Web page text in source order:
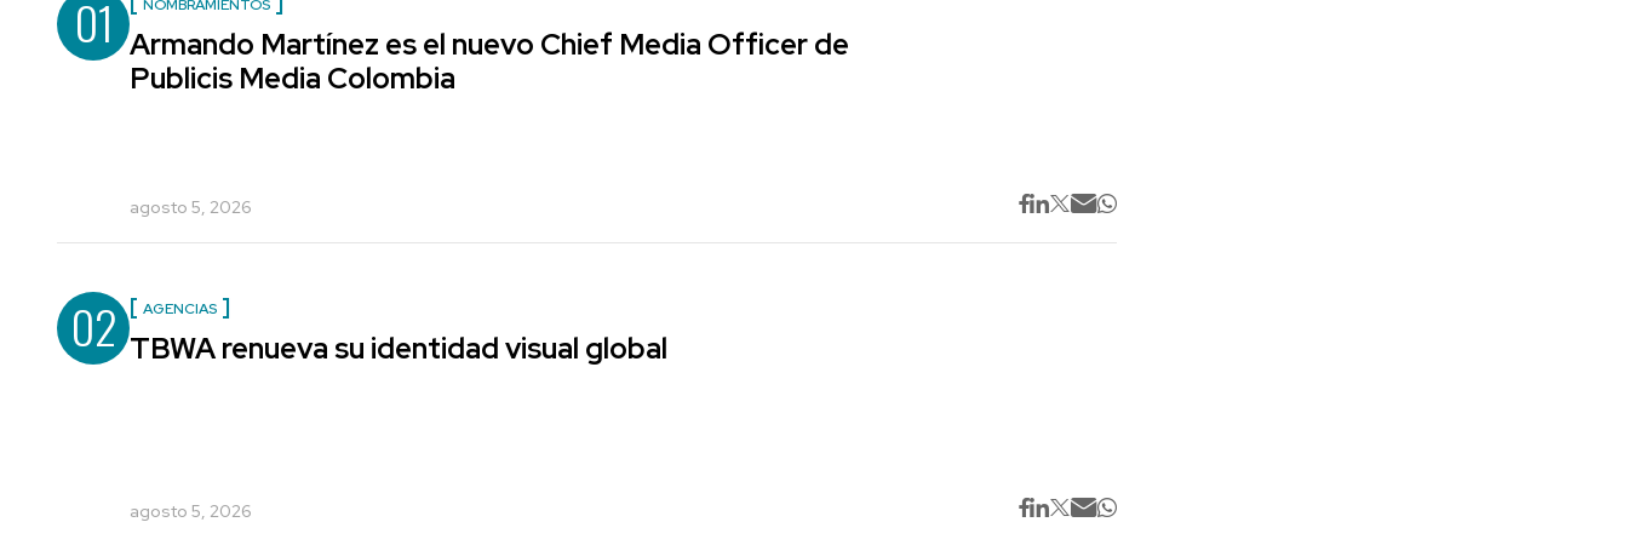
01 NOMBRAMIENTOS
Armando Martínez es el nuevo Chief Media Officer de
Publicis Media Colombia
agosto 5, 2026
02 AGENCIAS
TBWA renueva su identidad visual global
agosto 5, 2026